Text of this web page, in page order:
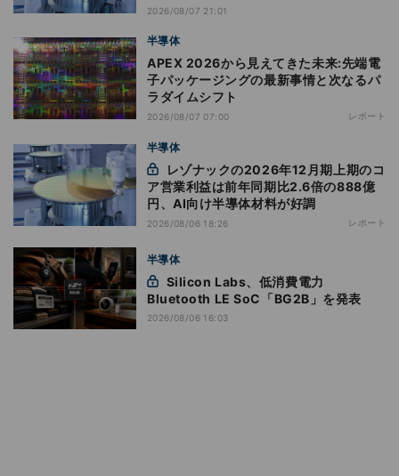
2026/08/07 21:01
半導体
APEX 2026から見えてきた未来:先端電
子パッケージングの最新事情と次なるパ
ラダイムシフト
2026/08/07 07:00 レポート
半導体
ア営業利益は前年同期比2.6倍の888億
円、AI向け半導体材料が好調
2026/08/06 18:26 レポート
半導体
Bluetooth LE SoC「BG2B」を発表
2026/08/06 16:03